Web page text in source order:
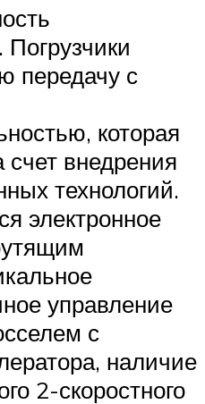
передачу с
которая
счет внедрения
технологий.
электронное
управление
с
наличие
2-скоростного